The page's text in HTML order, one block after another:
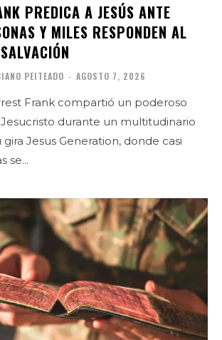
PREDICA A JESÚS ANTE
Y MILES RESPONDEN AL
PEITEADO - AGOSTO 7, 2026
Frank compartió un poderoso
durante un multitudinario
Jesus Generation, donde casi
se...